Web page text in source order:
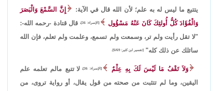
يتتبع ما ليس له به علم؛ لأن الله قال في الآية:
إِنَّ السَّمْعَ وَالْبَصَرَ
وَالْفُؤَادَ كُلُّ أُولئِكَ كَانَ عَنْهُ مَسْؤُول
[الإسراء: 36]،
قال قتادة -رحمه الله-:
"لا تقل رأيت ولم تر، وسمعت ولم تسمع، وعلمت ولم تعلم، فإن الله
سائلك عن ذلك كله" [تفسير ابن كثير: 5/69].
وَلاَ تَقْفُ مَا لَيْسَ لَكَ بِهِ عِلْمٌ [الإسراء: 36]،
لا تتبع مالم تعلمه علم
اليقين، وما لم تتثبت من صحته من قول يقال، أو رواية تروى، من